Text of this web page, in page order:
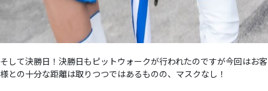
そして決勝日！決勝日もピットウォークが行われたのですが今回はお客
様との十分な距離は取りつつではあるものの、マスクなし！